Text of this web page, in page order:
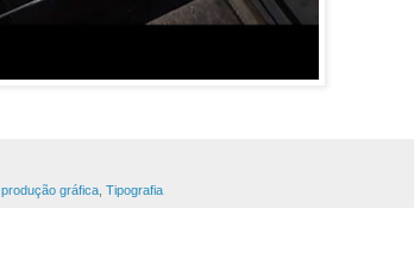
produção gráfica, Tipografia